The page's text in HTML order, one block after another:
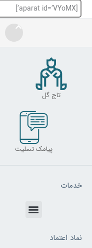
[aparat id=’VYoMX’]
تاج گل
پیامک تسلیت
خدمات
Menu
نماد اعتماد